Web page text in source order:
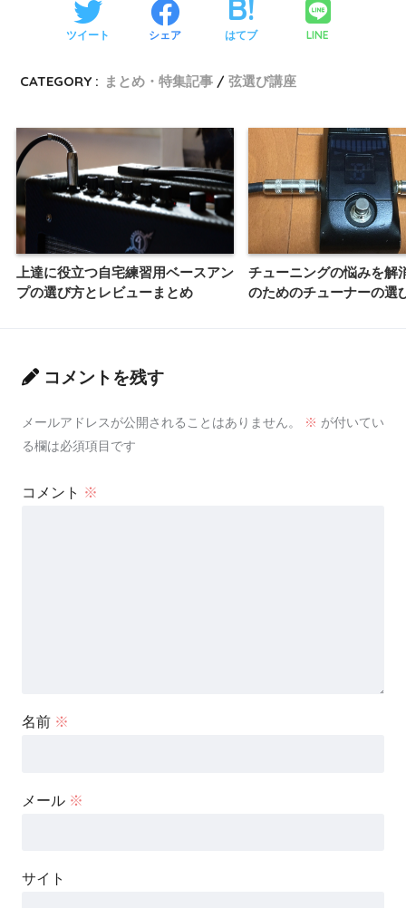
ツイート シェア はてブ LINE
CATEGORY : まとめ・特集記事 弦選び講座
上達に役立つ自宅練習用ベースアン
プの選び方とレビューまとめ
チューニングの悩みを解
のためのチューナーの選
コメントを残す
メールアドレスが公開されることはありません。 ※ が付いてい
る欄は必須項目です
コメント ※
名前 ※
メール ※
サイト